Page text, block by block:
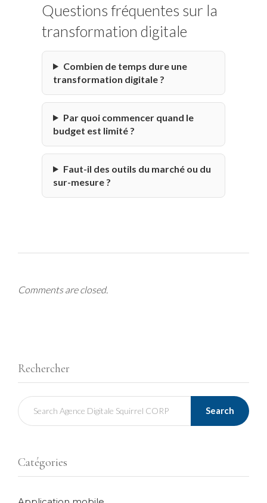
Questions fréquentes sur la
transformation digitale
Combien de temps dure une
transformation digitale ?
Par quoi commencer quand le
budget est limité ?
Faut-il des outils du marché ou du
sur-mesure ?
Comments are closed.
Rechercher
Search
Catégories